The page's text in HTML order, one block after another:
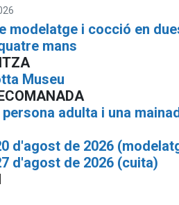
modelatge i cocció en
mans
Museu
persona adulta i una
d'agost de 2026
d'agost de 2026 (cuita)